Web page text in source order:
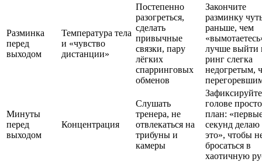
Разминка
перед
выходом
Температура тела
и «чувство
дистанции»
Постепенно
разогреться,
сделать
привычные
связки, пару
лёгких
спарринговых
обменов
Закончите
разминку
раньше, чем
лучше выйти
ринг слегка
недогретым,
Минуты
перед
выходом
Концентрация
Слушать
тренера, не
отвлекаться на
трибуны и
камеры
голове
план:
секунд делаю
это», чтобы
бросаться в
хаотичную